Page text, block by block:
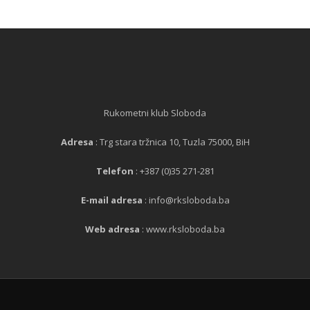
Rukometni klub Sloboda
Adresa : Trg stara tržnica 10, Tuzla 75000, BiH
Telefon : +387 (0)35 271-281
E-mail adresa : info@rksloboda.ba
Web adresa : www.rksloboda.ba